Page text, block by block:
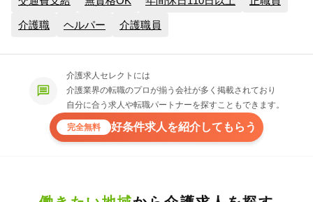
介護職 ヘルパー 介護職員
介護求人セレクトには
介護業界の転職のプロが揃う会社が多く掲載されており
自分に合う求人や転職パートナーを探すこともできます。
完全無料 好条件求人を紹介してもらう